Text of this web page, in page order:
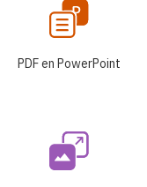
PDF en PowerPoint